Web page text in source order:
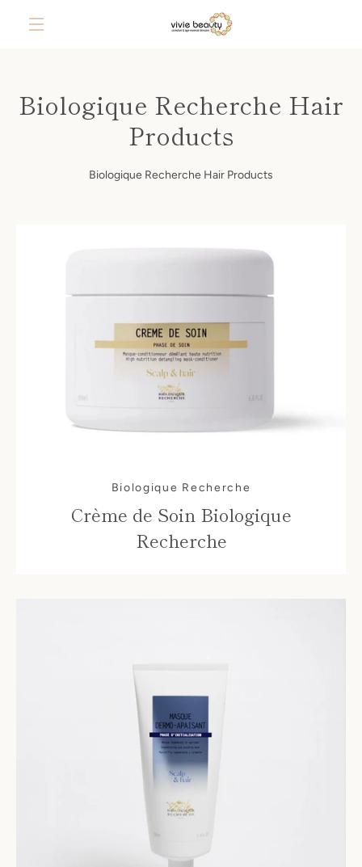
Biologique Recherche Hair
Products
Biologique Recherche Hair Products
Biologique Recherche
Crème de Soin Biologique
Recherche